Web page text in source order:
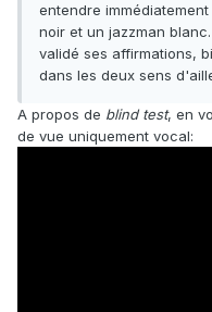
entendre
noir et un jazzman
validé ses affirmations,
dans les deux sens
A propos de blind test, en
de vue uniquement vocal: